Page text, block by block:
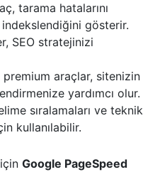
tarama hatalarını
gösterir.
SEO stratejinizi
premium araçlar, sitenizin
yardımcı olur.
sıralamaları ve teknik
kullanılabilir.
Google PageSpeed